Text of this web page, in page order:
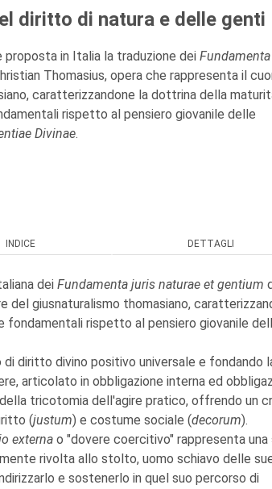
diritto di natura e delle genti
proposta in Italia la traduzione dei
Thomasius, opera che rappresenta il
caratterizzandone la dottrina della
rispetto al pensiero giovanile delle
Divinae.
INDICE DETTAGLI
dei Fundamenta juris naturae et gentium
del giusnaturalismo thomasiano,
rispetto al pensiero giovanile
diritto divino positivo universale e fondando
articolato in obbligazione interna ed
tricotomia dell'agire pratico, offrendo un
(justum) e costume sociale (decorum).
externa o "dovere coercitivo" rappresenta una
rivolta allo stolto, uomo schiavo delle
e sostenerlo in quel suo percorso di